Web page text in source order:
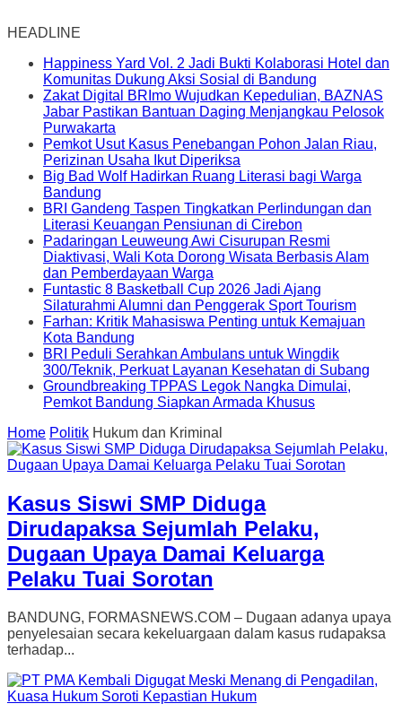
HEADLINE
Happiness Yard Vol. 2 Jadi Bukti Kolaborasi Hotel dan
Komunitas Dukung Aksi Sosial di Bandung
Zakat Digital BRImo Wujudkan Kepedulian, BAZNAS
Jabar Pastikan Bantuan Daging Menjangkau Pelosok
Purwakarta
Pemkot Usut Kasus Penebangan Pohon Jalan Riau,
Perizinan Usaha Ikut Diperiksa
Big Bad Wolf Hadirkan Ruang Literasi bagi Warga
Bandung
BRI Gandeng Taspen Tingkatkan Perlindungan dan
Literasi Keuangan Pensiunan di Cirebon
Padaringan Leuweung Awi Cisurupan Resmi
Diaktivasi, Wali Kota Dorong Wisata Berbasis Alam
dan Pemberdayaan Warga
Funtastic 8 Basketball Cup 2026 Jadi Ajang
Silaturahmi Alumni dan Penggerak Sport Tourism
Farhan: Kritik Mahasiswa Penting untuk Kemajuan
Kota Bandung
BRI Peduli Serahkan Ambulans untuk Wingdik
300/Teknik, Perkuat Layanan Kesehatan di Subang
Groundbreaking TPPAS Legok Nangka Dimulai,
Pemkot Bandung Siapkan Armada Khusus
Home Politik Hukum dan Kriminal
Kasus Siswi SMP Diduga
Dirudapaksa Sejumlah Pelaku,
Dugaan Upaya Damai Keluarga
Pelaku Tuai Sorotan
BANDUNG, FORMASNEWS.COM – Dugaan adanya upaya
penyelesaian secara kekeluargaan dalam kasus rudapaksa
terhadap...